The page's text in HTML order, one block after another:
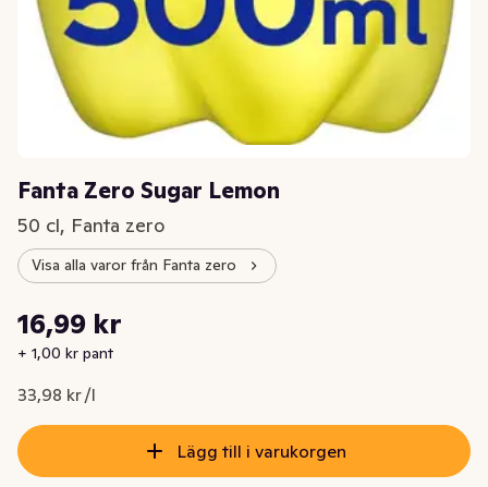
Fanta Zero Sugar Lemon
50 cl, Fanta zero
Visa alla varor från Fanta zero
Nuvarande pris är: 16,99 kr
16,99 kr
+ 1,00 kr pant
33,98 kr /l
Styckpris: 33,98 kr /l
Lägg till i varukorgen